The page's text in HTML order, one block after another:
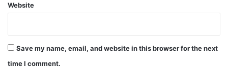
Website
Save my name, email, and website in this browser for the next
time I comment.